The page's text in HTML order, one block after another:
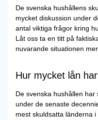
De svenska hushållens
mycket diskussion under
antal viktiga frågor kring
Låt oss ta en titt på
nuvarande situationen
Hur mycket lån
De svenska hushållen
under de senaste
mest skuldsatta länderna